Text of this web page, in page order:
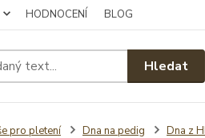
HODNOCENÍ BLOG
Hledat
pro pletení Dna na pedig Dna z